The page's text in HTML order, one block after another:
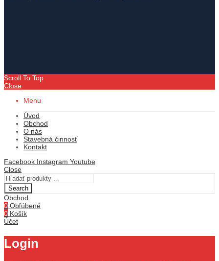
Scroll To Top
Close
Menu
Úvod
Obchod
O nás
Stavebná činnosť
Kontakt
Facebook Instagram Youtube
Close
Search
Obchod
0 Obľúbené
0 Košík
Účet
Login